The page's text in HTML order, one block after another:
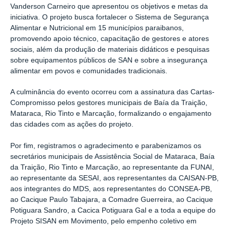
Vanderson Carneiro que apresentou os objetivos e metas da
iniciativa. O projeto busca fortalecer o Sistema de Segurança
Alimentar e Nutricional em 15 municípios paraibanos
promovendo apoio técnico, capacitação de gestores e atores
sociais, além da produção de materiais didáticos e pesquisas
sobre equipamentos públicos de SAN e sobre a insegurança
alimentar em povos e comunidades tradicionais.
A culminância do evento ocorreu com a assinatura das Cartas-
Compromisso pelos gestores municipais de Baía da Traição,
Mataraca, Rio Tinto e Marcação, formalizando o engajamento
das cidades com as ações do projeto.
Por fim, registramos o agradecimento e parabenizamos os
secretários municipais de Assistência Social de Mataraca, Baía
da Traição, Rio Tinto e Marcação , ao representante da FUNAI
ao representante da SESAI, aos representantes da CAISAN-PB
aos integrantes do MDS , aos representantes do CONSEA-PB
ao Cacique Paulo Tabajara , a Comadre Guerreira, ao Cacique
Potiguara Sandro, a Cacica Potiguara Gal e a toda a equipe do
Projeto SISAN em Movimento , pelo empenho coletivo em